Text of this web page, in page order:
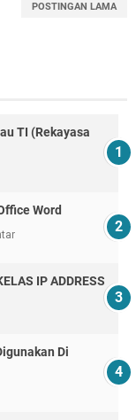
POSTINGAN LAMA
TI (Rekayasa
Word
IP ADDRESS
Di